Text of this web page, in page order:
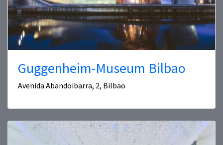
Guggenheim-Museum Bilbao
Avenida Abandoibarra, 2, Bilbao